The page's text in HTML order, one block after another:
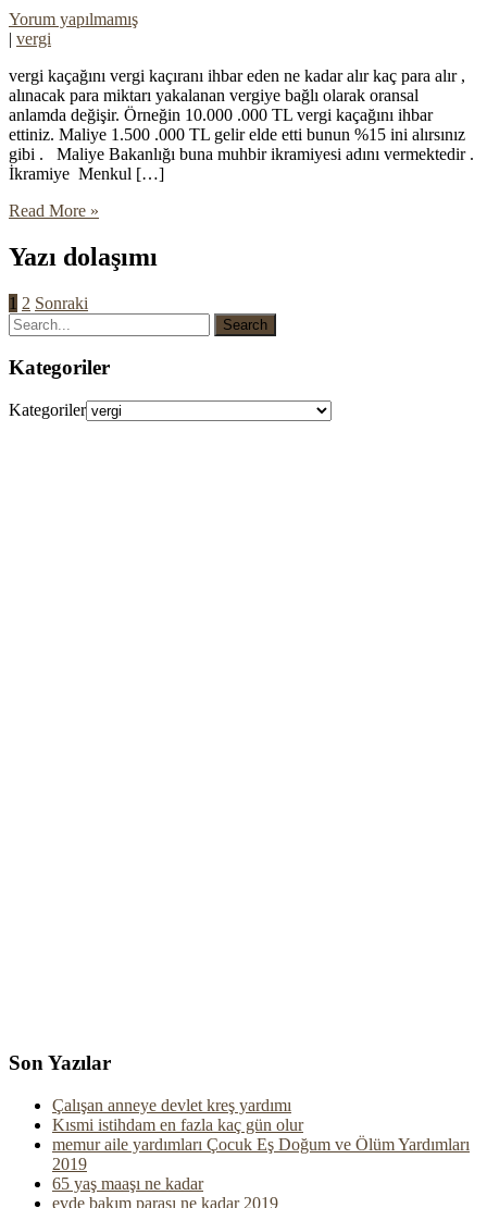
Yorum yapılmamış
| vergi
vergi kaçağını vergi kaçıranı ihbar eden ne kadar alır kaç para alır ,
alınacak para miktarı yakalanan vergiye bağlı olarak oransal
anlamda değişir. Örneğin 10.000 .000 TL vergi kaçağını ihbar
ettiniz. Maliye 1.500 .000 TL gelir elde etti bunun %15 ini alırsınız
gibi . Maliye Bakanlığı buna muhbir ikramiyesi adını vermektedir .
İkramiye Menkul […]
Read More »
Yazı dolaşımı
1 2 Sonraki
Kategoriler
Kategoriler
Son Yazılar
Çalışan anneye devlet kreş yardımı
Kısmi istihdam en fazla kaç gün olur
memur aile yardımları Çocuk Eş Doğum ve Ölüm Yardımları
2019
65 yaş maaşı ne kadar
evde bakım parası ne kadar 2019